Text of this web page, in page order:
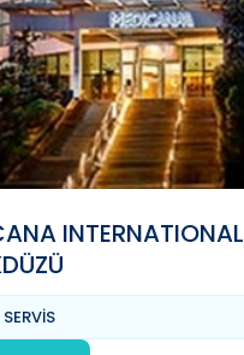
INTERNATIONAL